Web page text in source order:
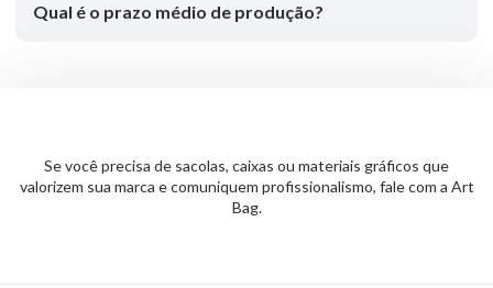
Qual é o prazo médio de produção?
Se você precisa de sacolas, caixas ou materiais gráficos que
valorizem sua marca e comuniquem profissionalismo, fale com a Art
Bag.